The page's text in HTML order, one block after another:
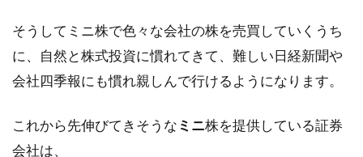
そうしてミニ株で色々な会社の株を売買していくうち
に、自然と株式投資に慣れてきて、難しい日経新聞や
会社四季報にも慣れ親しんで行けるようになります。
これから先伸びてきそうな ミニ株を提供している証券
会社は、